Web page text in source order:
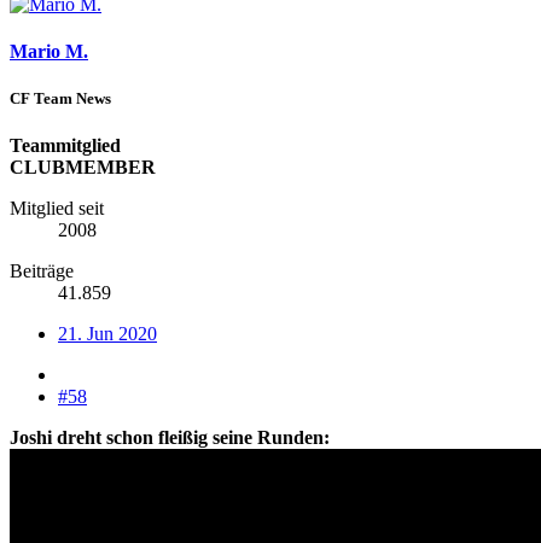
Mario M.
CF Team News
Teammitglied
CLUBMEMBER
Mitglied seit
2008
Beiträge
41.859
21. Jun 2020
#58
Joshi dreht schon fleißig seine Runden: